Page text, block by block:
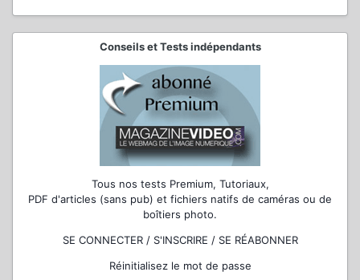
Conseils et Tests indépendants
Tous nos tests Premium, Tutoriaux,
PDF d'articles (sans pub) et fichiers natifs de caméras ou de
boîtiers photo.
SE CONNECTER / S'INSCRIRE / SE RÉABONNER
Réinitialisez le mot de passe